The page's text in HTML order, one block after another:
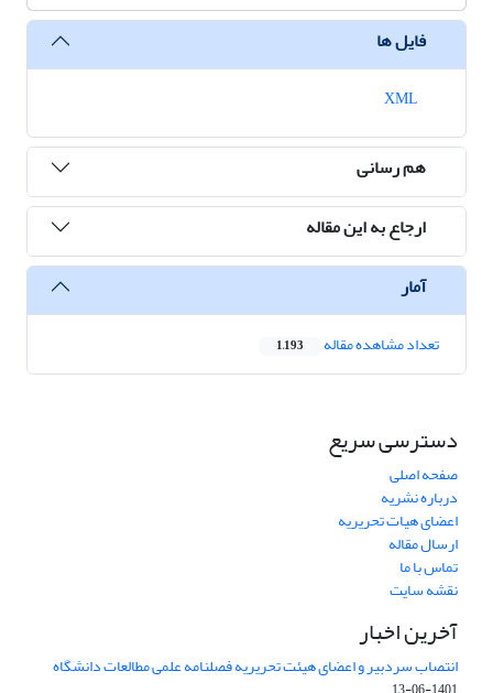
فایل ها
هم رسانی
ارجاع به این مقاله
آمار
تعداد مشاهده مقاله 1,193
دسترسی سریع
صفحه اصلی
درباره نشریه
اعضای هیات تحریریه
ارسال مقاله
تماس با ما
نقشه سایت
آخرین اخبار
انتصاب سردبیر و اعضای هیئت تحریریه فصلنامه علمی مطالعات دانشگاه